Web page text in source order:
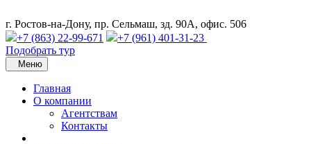
г. Ростов-на-Дону, пр. Сельмаш, зд. 90А, офис. 506
+7 (863) 22-99-671
+7 (961) 401-31-23
Подобрать тур
Меню
Главная
О компании
Агентствам
Контакты